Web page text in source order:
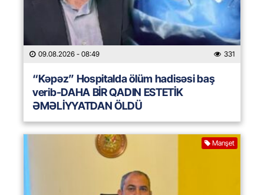
09.08.2026 - 08:49 331
“Kəpəz” Hospitalda ölüm hadisəsi baş
verib-DAHA BİR QADIN ESTETİK
ƏMƏLİYYATDAN ÖLDÜ
Manşet